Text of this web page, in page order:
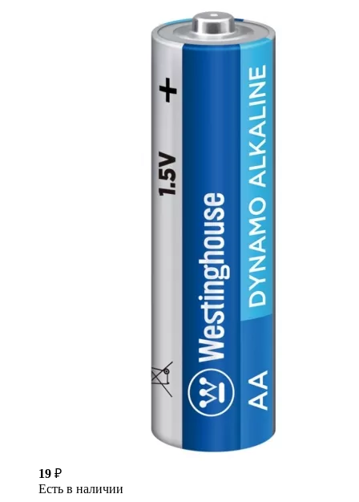
19 ₽
Есть в наличии